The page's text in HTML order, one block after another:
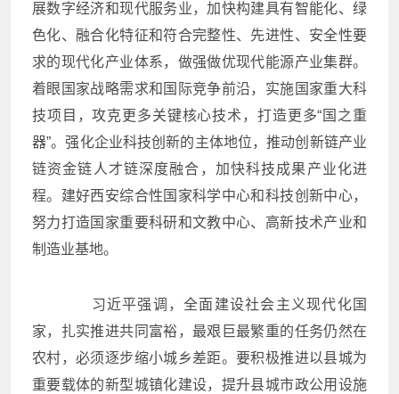
展数字经济和现代服务业，加快构建具有智能化、绿
色化、融合化特征和符合完整性、先进性、安全性要
求的现代化产业体系，做强做优现代能源产业集群。
着眼国家战略需求和国际竞争前沿，实施国家重大科
技项目，攻克更多关键核心技术，打造更多“国之重
器”。强化企业科技创新的主体地位，推动创新链产业
链资金链人才链深度融合，加快科技成果产业化进
程。建好西安综合性国家科学中心和科技创新中心，
努力打造国家重要科研和文教中心、高新技术产业和
制造业基地。
习近平强调，全面建设社会主义现代化国
家，扎实推进共同富裕，最艰巨最繁重的任务仍然在
农村，必须逐步缩小城乡差距。要积极推进以县城为
重要载体的新型城镇化建设，提升县城市政公用设施